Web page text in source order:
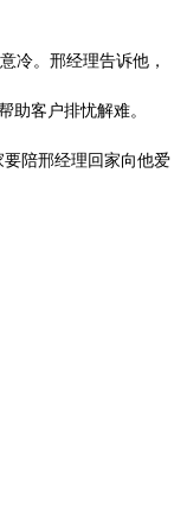
冷。邢经理告诉他，
助客户排忧解难。
陪邢经理回家向他爱